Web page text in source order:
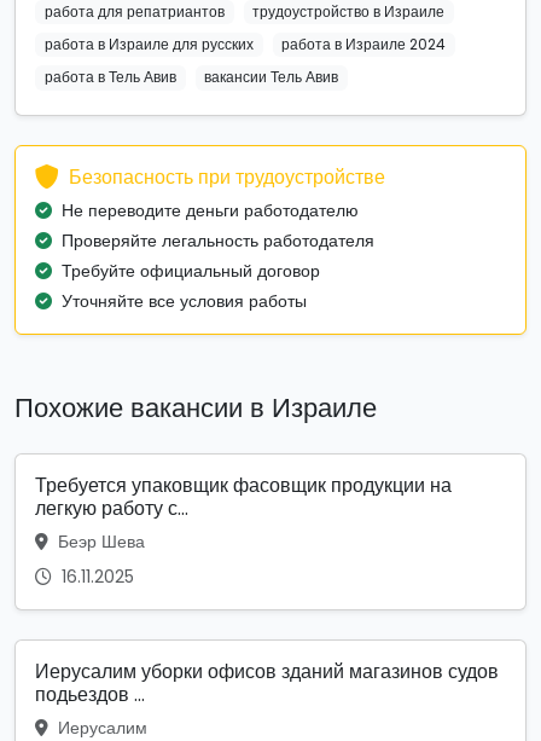
работа для репатриантов
трудоустройство в Израиле
работа в Израиле для русских
работа в Израиле 2024
работа в Тель Авив
вакансии Тель Авив
Безопасность при трудоустройстве
Не переводите деньги работодателю
Проверяйте легальность работодателя
Требуйте официальный договор
Уточняйте все условия работы
Похожие вакансии в Израиле
Требуется упаковщик фасовщик продукции на
легкую работу с...
Беэр Шева
16.11.2025
Иерусалим уборки офисов зданий магазинов судов
подьездов ...
Иерусалим